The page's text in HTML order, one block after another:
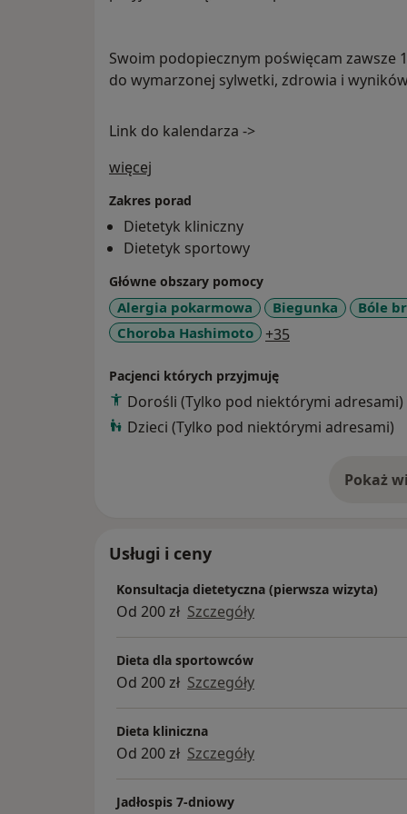
Swoim podopiecznym poświęcam zawsze
do wymarzonej sylwetki, zdrowia i
Link do kalendarza ->
więcej
Zakres porad
Dietetyk kliniczny
Dietetyk sportowy
Główne obszary pomocy
Alergia pokarmowa Biegunka Bóle
Choroba Hashimoto
+35
Pacjenci których przyjmuję
Dorośli (Tylko pod niektórymi adresami)
Dzieci (Tylko pod niektórymi adresami)
Pokaż o
Usługi i ceny
Konsultacja dietetyczna (pierwsza wizyta)
Od 200 zł Szczegóły
Dieta dla sportowców
Od 200 zł Szczegóły
Dieta kliniczna
Od 200 zł Szczegóły
Jadłospis 7-dniowy